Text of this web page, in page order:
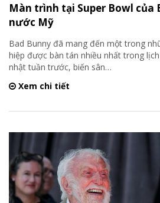
Màn trình tại Super Bowl của
nước Mỹ
Bad Bunny đã mang đến một trong
hiệp được bàn tán nhiều nhất trong
nhật tuần trước, biến sân…
Xem chi tiết